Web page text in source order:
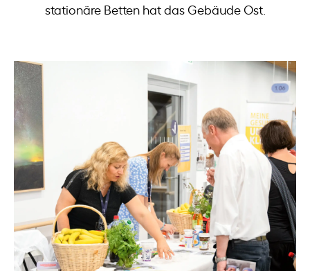
stationäre Betten hat das Gebäude Ost.